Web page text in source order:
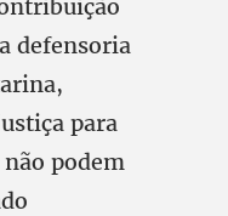
defensoria
para
podem